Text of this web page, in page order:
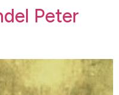
Peter